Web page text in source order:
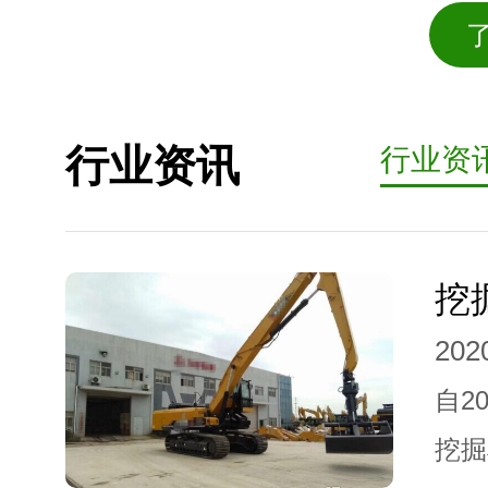
行业资讯 行业资
自
挖